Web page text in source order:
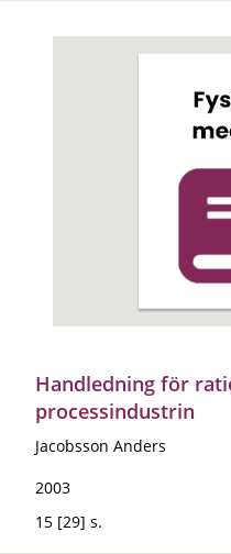
Handledning för
processindustrin
Jacobsson Anders
2003
15 [29] s.